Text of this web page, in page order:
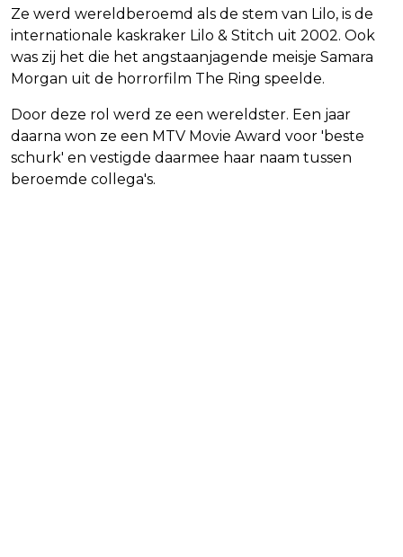
Ze werd wereldberoemd als de stem van Lilo, is de
internationale kaskraker Lilo & Stitch uit 2002. Ook
was zij het die het angstaanjagende meisje Samara
Morgan uit de horrorfilm The Ring speelde.
Door deze rol werd ze een wereldster. Een jaar
daarna won ze een MTV Movie Award voor 'beste
schurk' en vestigde daarmee haar naam tussen
beroemde collega's.